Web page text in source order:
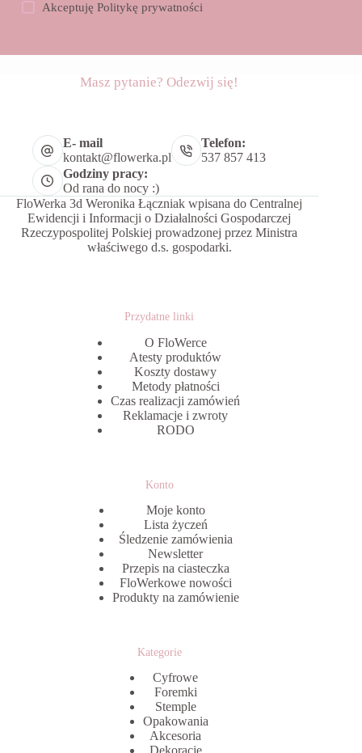
AkceptujęPolitykę prywatności
Masz pytanie? Odezwij się!
E- mail
kontakt@flowerka.pl
Telefon:
537 857 413
Godziny pracy:
Od rana do nocy :)
FloWerka 3d Weronika Łączniak wpisana do Centralnej
Ewidencji i Informacji o Działalności Gospodarczej
Rzeczypospolitej Polskiej prowadzonej przez Ministra
właściwego d.s. gospodarki.
Przydatne linki
O FloWerce
Atesty produktów
Koszty dostawy
Metody płatności
Czas realizacji zamówień
Reklamacje i zwroty
RODO
Konto
Moje konto
Lista życzeń
Śledzenie zamówienia
Newsletter
Przepis na ciasteczka
FloWerkowe nowości
Produkty na zamówienie
Kategorie
Cyfrowe
Foremki
Stemple
Opakowania
Akcesoria
Dekoracje